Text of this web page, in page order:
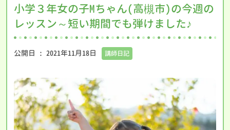
小学３年女の子Mちゃん(高槻市)の今週の
レッスン～短い期間でも弾けました♪
公開日 : 2021年11月18日 講師日記